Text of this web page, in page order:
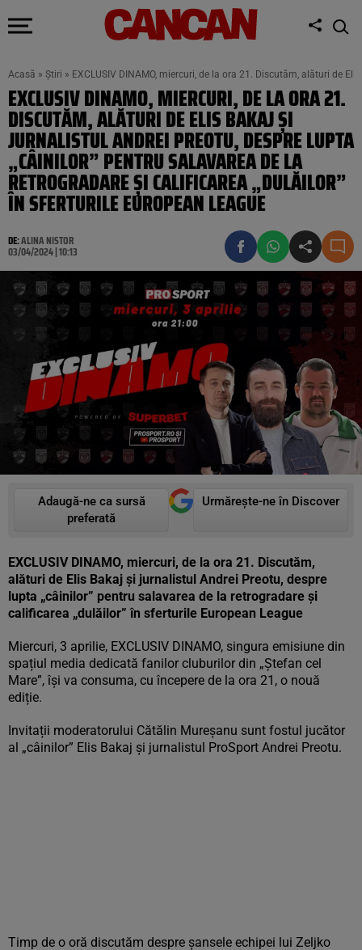
Acasă » Știri » EXCLUSIV DINAMO, miercuri, de la ora 21. Discutăm, alături de
EXCLUSIV DINAMO, MIERCURI, DE LA ORA 21.
DISCUTĂM, ALĂTURI DE ELIS BAKAJ ȘI
JURNALISTUL ANDREI PREOTU, DESPRE LUPTA
„CÂINILOR” PENTRU SALAVAREA DE LA
RETROGRADARE ȘI CALIFICAREA „DULĂILOR”
ÎN SFERTURILE EUROPEAN LEAGUE
DE:ALINA NISTOR
03/04/2024 | 10:13
Adaugă-ne ca sursă
preferată
Urmărește-ne în Discover
EXCLUSIV DINAMO, miercuri, de la ora 21. Discutăm,
alături de Elis Bakaj și jurnalistul Andrei Preotu, despre
lupta „câinilor” pentru salavarea de la retrogradare și
calificarea „dulăilor” în sferturile European League
Miercuri, 3 aprilie, EXCLUSIV DINAMO, singura emisiune din
spațiul media dedicată fanilor cluburilor din „Ștefan cel
Mare”, își va consuma, cu începere de la ora 21, o nouă
ediție.
Invitații moderatorului Cătălin Mureșanu sunt fostul jucător
al „câinilor” Elis Bakaj și jurnalistul ProSport Andrei Preotu.
Timp de o oră discutăm despre șansele echipei lui Zeljko